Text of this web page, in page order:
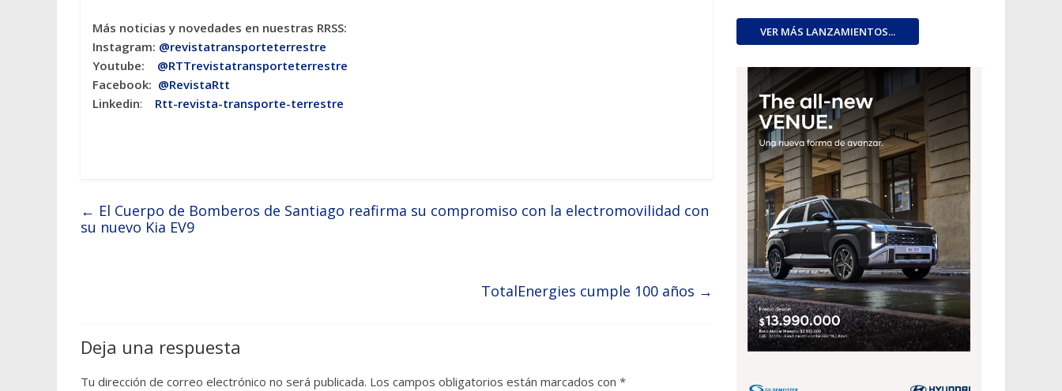
Más noticias y novedades en nuestras RRSS:
Instagram: @revistatransporteterrestre
Youtube: @RTTrevistatransporteterrestre
Facebook: @RevistaRtt
Linkedin: Rtt-revista-transporte-terrestre
← El Cuerpo de Bomberos de Santiago reafirma su compromiso con la electromovilidad con
su nuevo Kia EV9
TotalEnergies cumple 100 años →
Deja una respuesta
Tu dirección de correo electrónico no será publicada. Los campos obligatorios están marcados con *
VER MÁS LANZAMIENTOS...